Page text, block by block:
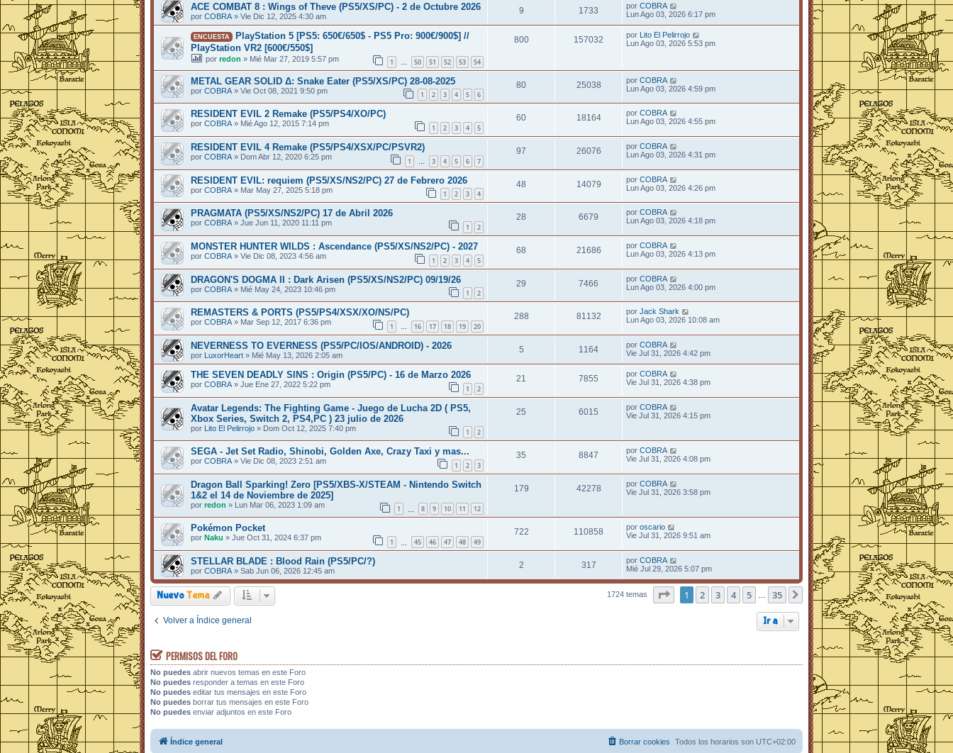
ACE COMBAT 8 : Wings of Theve (PS5/XS/PC) - 2 de Octubre 2026
por COBRA » Vie Dic 12, 2025 4:30 am
9 1733 por COBRA
Lun Ago 03, 2026 6:17 pm
ENCUESTA
PlayStation 5 [PS5: 650€/650$ - PS5 Pro: 900€/900$] //
PlayStation VR2 [600€/550$]
por redon » Mié Mar 27, 2019 5:57 pm 1 … 50 51 52 53 54
800 157032 por Lito El Pelirrojo
Lun Ago 03, 2026 5:53 pm
METAL GEAR SOLID Δ: Snake Eater (PS5/XS/PC) 28-08-2025
por COBRA » Vie Oct 08, 2021 9:50 pm 1 2 3 4 5 6
80 25038 por COBRA
Lun Ago 03, 2026 4:59 pm
RESIDENT EVIL 2 Remake (PS5/PS4/XO/PC)
por COBRA » Mié Ago 12, 2015 7:14 pm 1 2 3 4 5
60 18164 por COBRA
Lun Ago 03, 2026 4:55 pm
RESIDENT EVIL 4 Remake (PS5/PS4/XSX/PC/PSVR2)
por COBRA » Dom Abr 12, 2020 6:25 pm 1 … 3 4 5 6 7
97 26076 por COBRA
Lun Ago 03, 2026 4:31 pm
RESIDENT EVIL: requiem (PS5/XS/NS2/PC) 27 de Febrero 2026
por COBRA » Mar May 27, 2025 5:18 pm 1 2 3 4
48 14079 por COBRA
Lun Ago 03, 2026 4:26 pm
PRAGMATA (PS5/XS/NS2/PC) 17 de Abril 2026
por COBRA » Jue Jun 11, 2020 11:11 pm 1 2
28 6679 por COBRA
Lun Ago 03, 2026 4:18 pm
MONSTER HUNTER WILDS : Ascendance (PS5/XS/NS2/PC) - 2027
por COBRA » Vie Dic 08, 2023 4:56 am 1 2 3 4 5
68 21686 por COBRA
Lun Ago 03, 2026 4:13 pm
DRAGON'S DOGMA II : Dark Arisen (PS5/XS/NS2/PC) 09/19/26
por COBRA » Mié May 24, 2023 10:46 pm 1 2
29 7466 por COBRA
Lun Ago 03, 2026 4:00 pm
REMASTERS & PORTS (PS5/PS4/XSX/XO/NS/PC)
por COBRA » Mar Sep 12, 2017 6:36 pm 1 … 16 17 18 19 20
288 81132 por Jack Shark
Lun Ago 03, 2026 10:08 am
NEVERNESS TO EVERNESS (PS5/PC/IOS/ANDROID) - 2026
por LuxorHeart » Mié May 13, 2026 2:05 am
5 1164 por COBRA
Vie Jul 31, 2026 4:42 pm
THE SEVEN DEADLY SINS : Origin (PS5/PC) - 16 de Marzo 2026
por COBRA » Jue Ene 27, 2022 5:22 pm 1 2
21 7855 por COBRA
Vie Jul 31, 2026 4:38 pm
Avatar Legends: The Fighting Game - Juego de Lucha 2D ( PS5,
Xbox Series, Switch 2, PS4,PC ) 23 julio de 2026
por Lito El Pelirrojo » Dom Oct 12, 2025 7:40 pm 1 2
25 6015 por COBRA
Vie Jul 31, 2026 4:15 pm
SEGA - Jet Set Radio, Shinobi, Golden Axe, Crazy Taxi y mas...
por COBRA » Vie Dic 08, 2023 2:51 am 1 2 3
35 8847 por COBRA
Vie Jul 31, 2026 4:08 pm
Dragon Ball Sparking! Zero [PS5/XBS-X/STEAM - Nintendo Switch
1&2 el 14 de Noviembre de 2025]
por redon » Lun Mar 06, 2023 1:09 am 1 8 9 10 11 12
179 42278 por COBRA
Vie Jul 31, 2026 3:58 pm
Pokémon Pocket
por Naku » Jue Oct 31, 2024 6:37 pm 1 45 46 47 48 49
722 110858 por oscario
Vie Jul 31, 2026 9:51 am
STELLAR BLADE : Blood Rain (PS5/PC/?)
por COBRA » Sab Jun 06, 2026 12:45 am
2 317 por COBRA
Mié Jul 29, 2026 5:07 pm
NuevoTema 1724 temas Página1 de 35
1 2 3 4 5 35 Siguiente
Volver a Índice general Ir a
PERMISOS DEL FORO
No puedes abrir nuevos temas en este Foro
No puedes responder a temas en este Foro
No puedes editar tus mensajes en este Foro
No puedes borrar tus mensajes en este Foro
No puedes enviar adjuntos en este Foro
Índice general Todos los horarios son UTC+02:00
Borrar cookies